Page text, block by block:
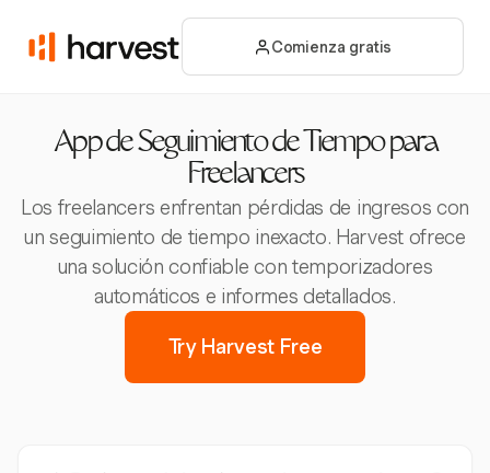
Comienza gratis
App de Seguimiento de Tiempo para
Freelancers
Los freelancers enfrentan pérdidas de ingresos con
un seguimiento de tiempo inexacto. Harvest ofrece
una solución confiable con temporizadores
automáticos e informes detallados.
Try Harvest Free